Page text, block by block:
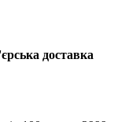
доставка